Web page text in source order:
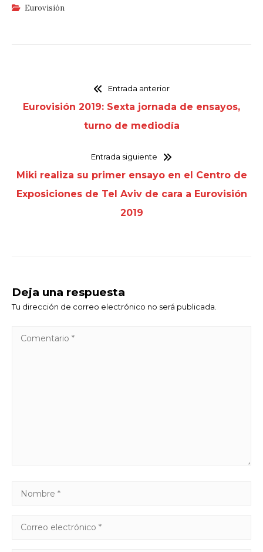
Eurovisión
Entrada anterior
Eurovisión 2019: Sexta jornada de ensayos,
turno de mediodía
Entrada siguiente
Miki realiza su primer ensayo en el Centro de
Exposiciones de Tel Aviv de cara a Eurovisión
2019
Deja una respuesta
Tu dirección de correo electrónico no será publicada.